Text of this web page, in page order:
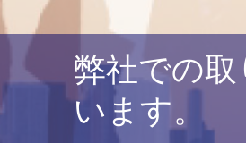
弊社での
います。